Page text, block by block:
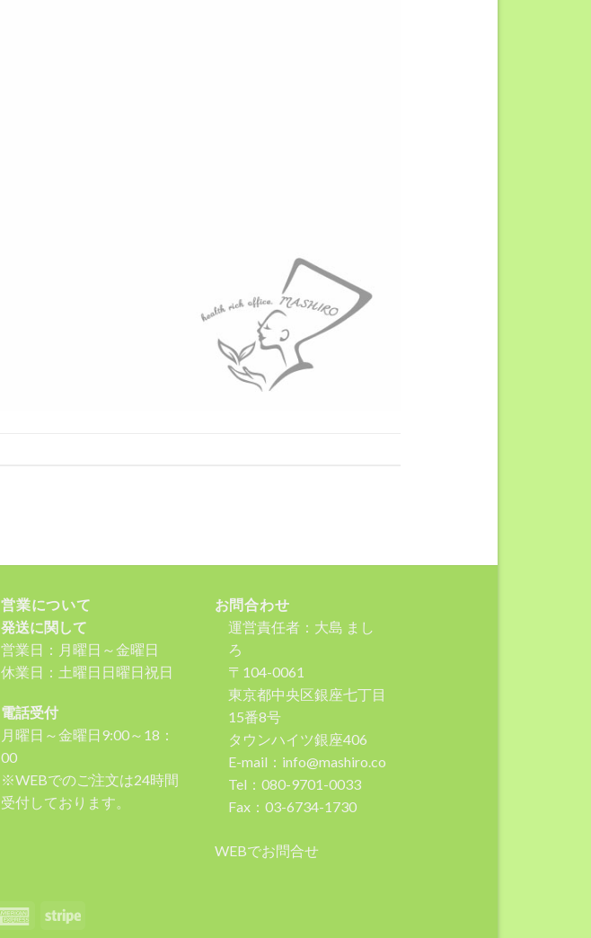
営業について
発送に関して
営業日：月曜日～金曜日
休業日：土曜日日曜日祝日
電話受付
月曜日～金曜日9:00～18：
00
※WEBでのご注文は24時間
受付しております。
お問合わせ
運営責任者：大島 まし
ろ
〒104-0061
東京都中央区銀座七丁目
15番8号
タウンハイツ銀座406
E-mail：info@mashiro.co
Tel：080-9701-0033
Fax：03-6734-1730
WEBでお問合せ